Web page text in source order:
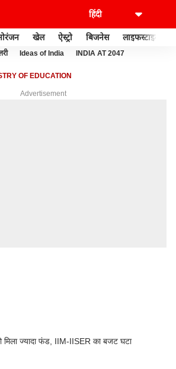
खेल ऐस्ट्रो बिजनेस लाइफस्टाइल
Ideas of India INDIA AT 2047
OF EDUCATION
Advertisement
मिला ज्यादा फंड, IIM-IISER का बजट घटा